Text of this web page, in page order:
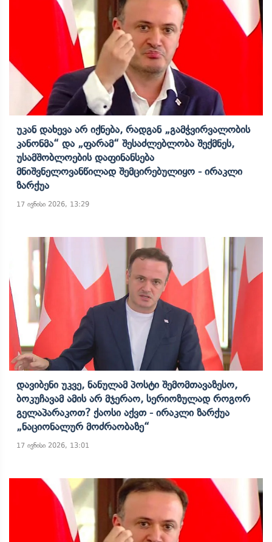
Უკან Დახევა Არ Იქნება, Რადგან „გამჭვირვალობის
Კანონმა“ Და „ფარამ“ Შესაძლებლობა Შექმნეს,
Უსამშობლოების Დაფინანსება
Მნიშვნელოვანწილად Შემცირებულიყო - Ირაკლი
Ზარქუა
17 ივნისი 2026, 13:29
Დავიბენი Უკვე, Ნანულამ Პოსტი Შემომთავაზესო,
Ბოკუჩავამ Ამის Არ Მჯერაო, Სერიოზულად Როგორ
Გელაპარაკოთ? Ქაოსი Აქვთ - Ირაკლი Ზარქუა
„ნაციონალურ Მოძრაობაზე“
17 ივნისი 2026, 13:01